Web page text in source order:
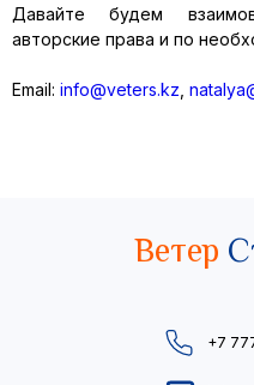
Давайте будем
авторские права и по
Email: info@veters.kz
Ветер
+7